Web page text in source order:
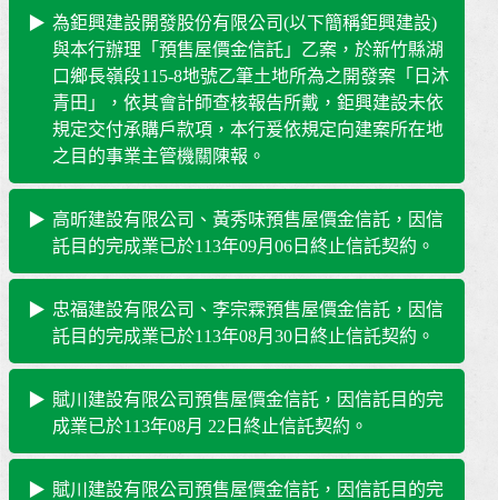
為鉅興建設開發股份有限公司(以下簡稱鉅興建設)
與本行辦理「預售屋價金信託」乙案，於新竹縣湖
口鄉長嶺段115-8地號乙筆土地所為之開發案「日沐
青田」，依其會計師查核報告所戴，鉅興建設未依
規定交付承購戶款項，本行爰依規定向建案所在地
之目的事業主管機關陳報。
高昕建設有限公司、黃秀味預售屋價金信託，因信
託目的完成業已於113年09月06日終止信託契約。
忠福建設有限公司、李宗霖預售屋價金信託，因信
託目的完成業已於113年08月30日終止信託契約。
賦川建設有限公司預售屋價金信託，因信託目的完
成業已於113年08月 22日終止信託契約。
賦川建設有限公司預售屋價金信託，因信託目的完